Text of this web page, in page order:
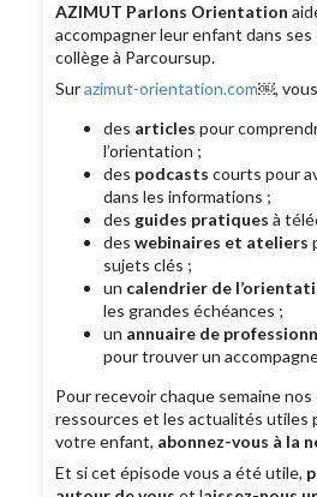
AZIMUT Parlons Orientation
accompagner leur enfant dans ses
collège à Parcoursup.
Surazimut-orientation.com￼,
des articles pour
l’orientation ;
des podcasts courts pour
dans les informations ;
des guides pratiques à
deswebinaires et ateliers
sujets clés ;
un calendrier de
les grandes échéances ;
un annuaire de
pour trouver un
Pour recevoir chaque semaine nos
ressources et les actualités utiles
votre enfant, abonnez-vous à la
Et si cet épisode vous a été utile,